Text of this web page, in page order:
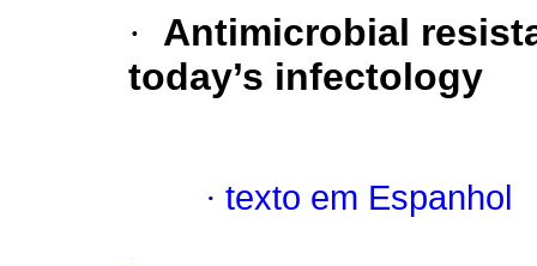
·
Antimicrobial
today’s infectology
· texto em Espanhol